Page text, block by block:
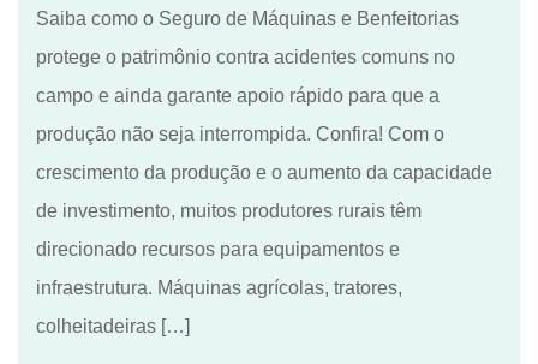
Saiba como o Seguro de Máquinas e Benfeitorias
protege o patrimônio contra acidentes comuns no
campo e ainda garante apoio rápido para que a
produção não seja interrompida. Confira! Com o
crescimento da produção e o aumento da capacidade
de investimento, muitos produtores rurais têm
direcionado recursos para equipamentos e
infraestrutura. Máquinas agrícolas, tratores,
colheitadeiras […]